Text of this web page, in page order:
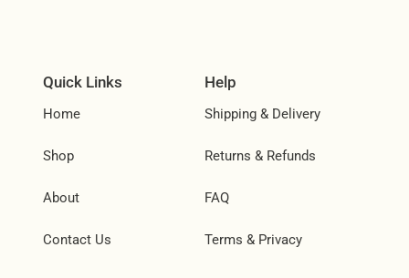
Quick Links
Home
Shop
About
Contact Us
Help
Shipping & Delivery
Returns & Refunds
FAQ
Terms & Privacy